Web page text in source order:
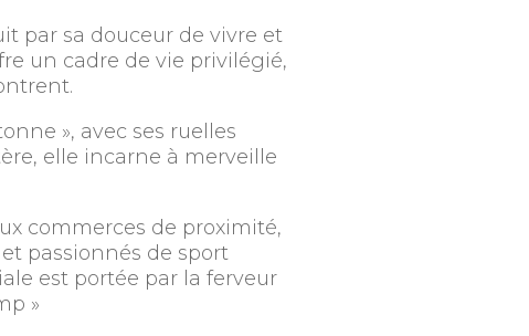
par sa douceur de vivre et
un cadre de vie privilégié,
», avec ses ruelles
elle incarne à merveille
commerces de proximité,
passionnés de sport
est portée par la ferveur
»